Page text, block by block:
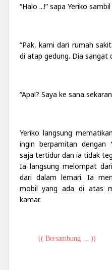
“Halo ...!” sapa Yeriko
“Pak, kami dari rumah
di atap gedung. Dia sangat
“Apa!? Saya ke sana
Yeriko langsung
ingin berpamitan dengan
saja tertidur dan ia tidak
Ia langsung melompat
dari dalam lemari. Ia
mobil yang ada di atas
kamar.
(( Bersambung ... ))